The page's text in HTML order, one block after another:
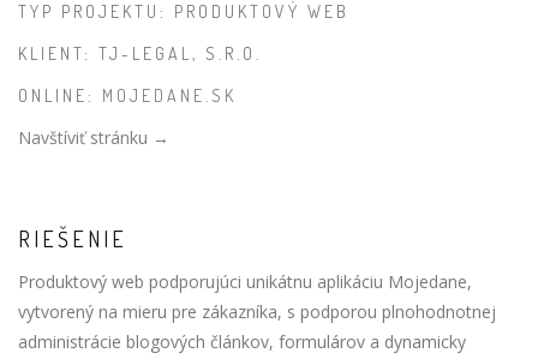
TYP PROJEKTU: PRODUKTOVÝ WEB
KLIENT: TJ-LEGAL, S.R.O.
ONLINE: MOJEDANE.SK
Navštíviť stránku →
RIEŠENIE
Produktový web podporujúci unikátnu aplikáciu Mojedane,
vytvorený na mieru pre zákazníka, s podporou plnohodnotnej
administrácie blogových článkov, formulárov a dynamicky